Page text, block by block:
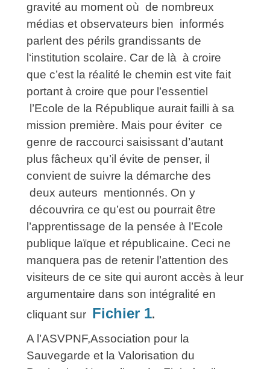
gravité au moment où de nombreux
médias et observateurs bien informés
parlent des périls grandissants de
l‘institution scolaire. Car de là à croire
que c’est la réalité le chemin est vite fait
portant à croire que pour l’essentiel
l’Ecole de la République aurait failli à sa
mission première. Mais pour éviter ce
genre de raccourci saisissant d’autant
plus fâcheux qu’il évite de penser, il
convient de suivre la démarche des
deux auteurs mentionnés. On y
découvrira ce qu’est ou pourrait être
l’apprentissage de la pensée à l’Ecole
publique laïque et républicaine. Ceci ne
manquera pas de retenir l’attention des
visiteurs de ce site qui auront accès à leur
argumentaire dans son intégralité en
cliquant sur Fichier 1.
A l’ASVPNF,Association pour la
Sauvegarde et la Valorisation du